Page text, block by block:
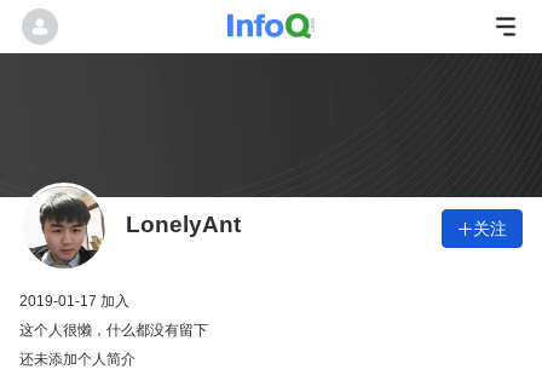
LonelyAnt 关注
2019-01-17 加入
这个人很懒，什么都没有留下
还未添加个人简介